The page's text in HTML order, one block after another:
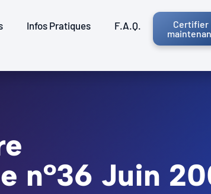
Infos Pratiques F.A.Q.
Certifier
n°36 Juin